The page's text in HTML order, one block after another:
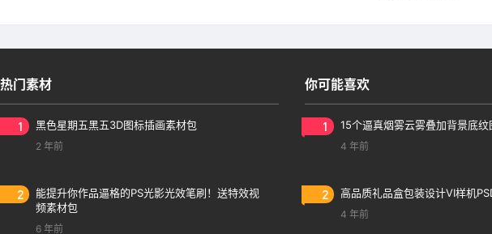
热门素材
1 黑色星期五黑五3D图标插画素材包
2 年前
2
能提升你作品逼格的PS光影光效笔刷！送特效视
频素材包
6 年前
你可能喜欢
1 15个逼真烟雾云雾叠加背景底
4 年前
2 高品质礼品盒包装设计VI样机
4 年前